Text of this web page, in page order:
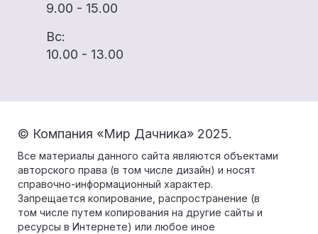
9.00 - 15.00
Вс:
10.00 - 13.00
© Компания «Мир Дачника» 2025.
Все материалы данного сайта являются объектами
авторского права (в том числе дизайн) и носят
справочно-информационный характер.
Запрещается копирование, распространение (в
том числе путем копирования на другие сайты и
ресурсы в Интернете) или любое иное